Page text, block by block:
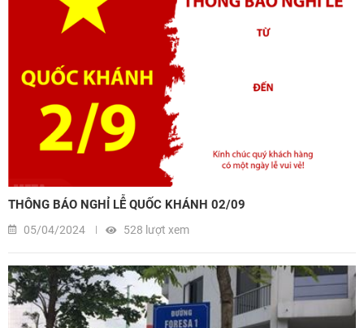
THÔNG BÁO NGHỈ LỄ QUỐC KHÁNH 02/09
05/04/2024 528 lượt xem